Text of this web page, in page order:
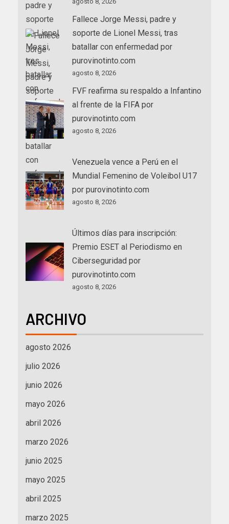
Fallece Jorge Messi, padre y
soporte de Lionel Messi, tras
batallar con enfermedad por
purovinotinto.com
agosto 8, 2026
FVF reafirma su respaldo a Infantino
al frente de la FIFA por
purovinotinto.com
agosto 8, 2026
Venezuela vence a Perú en el
Mundial Femenino de Voleibol U17
por purovinotinto.com
agosto 8, 2026
Últimos días para inscripción:
Premio ESET al Periodismo en
Ciberseguridad por
purovinotinto.com
agosto 8, 2026
ARCHIVO
agosto 2026
julio 2026
junio 2026
mayo 2026
abril 2026
marzo 2026
junio 2025
mayo 2025
abril 2025
marzo 2025